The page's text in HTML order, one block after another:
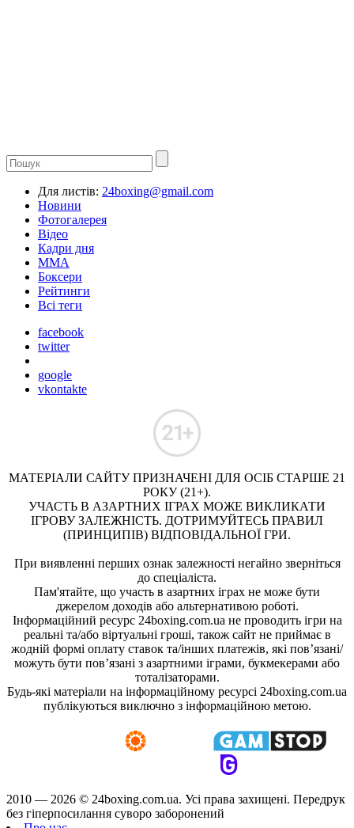
Для листів: 24boxing@gmail.com
Новини
Фотогалерея
Відео
Кадри дня
ММА
Боксери
Рейтинги
Всі теги
facebook
twitter
google
vkontakte
МАТЕРІАЛИ САЙТУ ПРИЗНАЧЕНІ ДЛЯ ОСІБ СТАРШЕ 21
РОКУ (21+).
УЧАСТЬ В АЗАРТНИХ ІГРАХ МОЖЕ ВИКЛИКАТИ
ІГРОВУ ЗАЛЕЖНІСТЬ. ДОТРИМУЙТЕСЬ ПРАВИЛ
(ПРИНЦИПІВ) ВІДПОВІДАЛЬНОЇ ГРИ.
При виявленні перших ознак залежності негайно зверніться
до спеціаліста.
Пам'ятайте, що участь в азартних іграх не може бути
джерелом доходів або альтернативою роботі.
Інформаційний ресурс 24boxing.com.ua не проводить ігри на
реальні та/або віртуальні гроші, також сайт не приймає в
жодній формі оплату ставок та/інших платежів, які пов’язані/
можуть бути пов’язані з азартними іграми, букмекерами або
тоталізаторами.
Будь-які матеріали на інформаційному ресурсі 24boxing.com.ua
публікуються виключно з інформаційною метою.
2010 — 2026 © 24boxing.com.ua. Усi права захищенi. Передрук
без гіперпосилання суворо заборонений